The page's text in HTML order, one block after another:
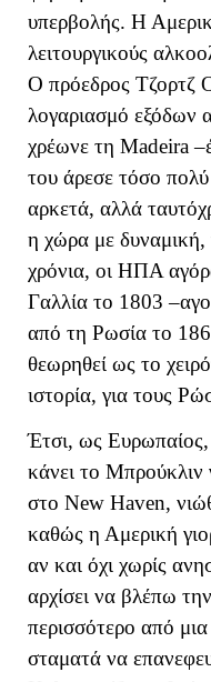
υπερβολής. Η
λειτουργικούς
Ο πρόεδρος Τζορτζ
λογαριασμό εξόδων
χρέωνε τη Madeira
του άρεσε τόσο
αρκετά, αλλά
η χώρα με
χρόνια, οι ΗΠΑ
Γαλλία το 1803
από τη Ρωσία το
θεωρηθεί ως το
ιστορία, για τους
Έτσι, ως
κάνει το Μπρούκλιν
στο New Haven,
καθώς η Αμερική
αν και όχι χωρίς
αρχίσει να βλέπω
περισσότερο από
σταματά να